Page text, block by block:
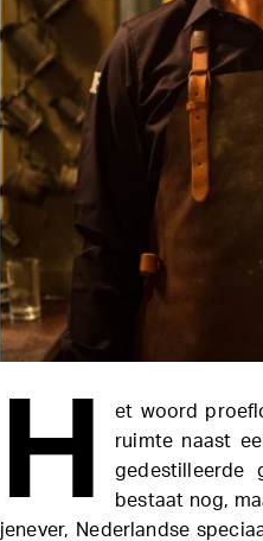
H
et woord
ruimte naast
gedestilleerde
bestaat nog,
jenever, Nederlandse